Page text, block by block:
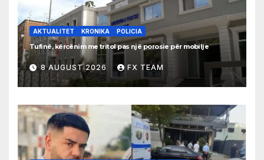
AKTUALITET KRONIKA POLICIA
Tufinë, kërcënim me tritol pas një porosie për mobilje
8 AUGUST 2026 FX TEAM